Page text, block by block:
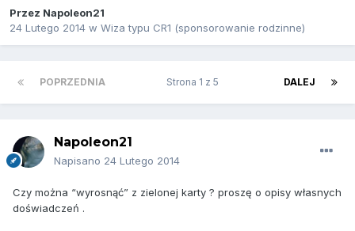
Przez Napoleon21
24 Lutego 2014 w Wiza typu CR1 (sponsorowanie rodzinne)
POPRZEDNIA DALEJ
Strona 1 z 5
Napoleon21
Napisano 24 Lutego 2014
Czy można “wyrosnąć” z zielonej karty ? proszę o opisy własnych
doświadczeń .